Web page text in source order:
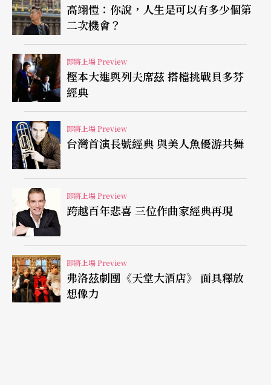
了張悠遊卡》要觀眾一起思考，什麼是文明幸福的
康莊大道？什麼是友善博愛的天堂樂園？如果有卡
就有能力，從第三世界躍往第一世界，從蠻荒轉為
體面，但需要付出更大的代價，來換取想像會美好
的將來，你願意嗎？
馬龍執導，王珂瑤演出《有春阿嬤啟示錄》處理台
灣人的認同問題。從事回收工作的有春阿嬤，每天
處理垃圾分類，卻不知道人生該怎麼分類？於是她
問媽祖婆，這塊土地的多元民族在膨脹中，她該怎
麼幫自己歸類？怎樣可以變成純正的台灣人？媽祖
夢中顯靈，給了她指點，究竟最後她是哪一類？
高翊愷：你說，人生是可以有多少個第
二次機會？
即將上場 Preview
樫本大進與列夫席茲 搭檔挑戰貝多芬
經典
即將上場 Preview
台灣首演長號經典 與美人魚優游共舞
即將上場 Preview
跨越百年悲喜 三位作曲家經典再現
即將上場 Preview
弗洛茲劇團《天堂大酒店》 面具釋放
想像力